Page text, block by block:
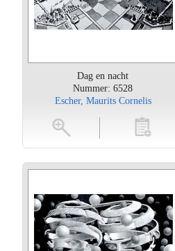
Dag en nacht
Nummer: 6528
Escher, Maurits Cornelis
toevoegen